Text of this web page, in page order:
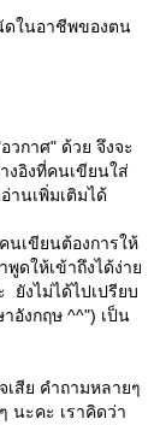
ดในอาชีพของตน
วกาศ" ด้วย จึงจะ
งอิงที่คนเขียนใส่
านเพิ่มเติมได้
นเขียนต้องการให้
พูดให้เข้าถึงได้ง่า
งไม่ได้ไปเปรียบ
อังกฤษ ^^") เป็น
เสีย คำถามหลายๆ
นะคะ เราคิดว่า